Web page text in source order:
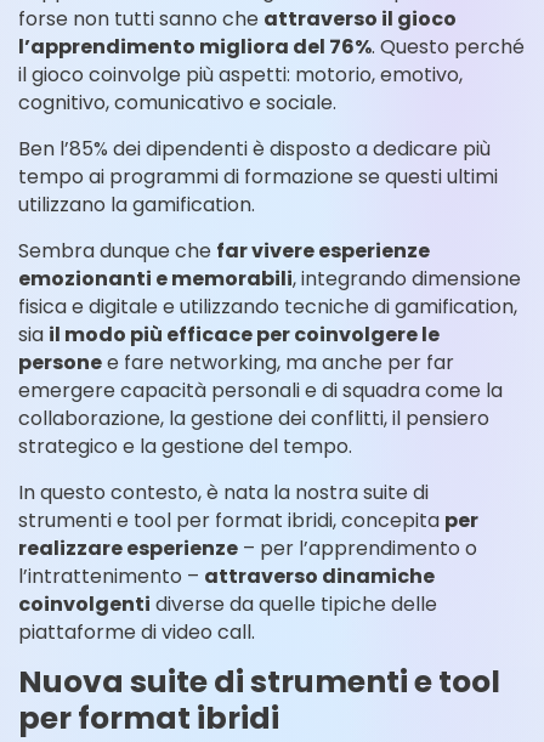
forse non tutti sanno che attraverso il gioco
l’apprendimento migliora del 76%. Questo perché
il gioco coinvolge più aspetti: motorio, emotivo,
cognitivo, comunicativo e sociale.
Ben l’85% dei dipendenti è disposto a dedicare più
tempo ai programmi di formazione se questi ultimi
utilizzano la gamification.
Sembra dunque che far vivere esperienze
emozionanti e memorabili, integrando dimensione
fisica e digitale e utilizzando tecniche di gamification,
sia il modo più efficace per coinvolgere le
personee fare networking, ma anche per far
emergere capacità personali e di squadra come la
collaborazione, la gestione dei conflitti, il pensiero
strategico e la gestione del tempo.
In questo contesto, è nata la nostra suite di
strumenti e tool per format ibridi, concepita per
realizzare esperienze – per l’apprendimento o
l’intrattenimento – attraverso dinamiche
coinvolgenti diverse da quelle tipiche delle
piattaforme di video call.
Nuova suite di strumenti e tool
per format ibridi